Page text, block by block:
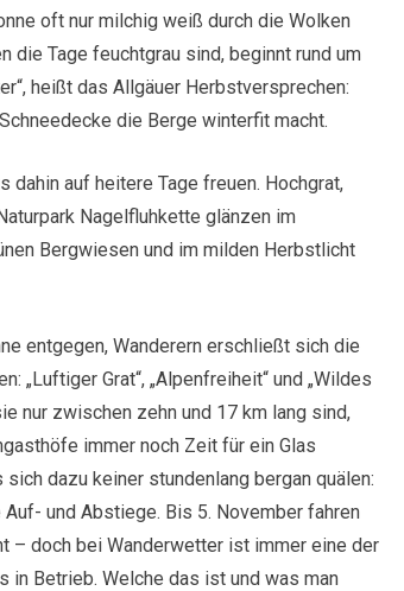
oft nur milchig weiß durch die Wolken
die Tage feuchtgrau sind, beginnt rund um
heißt das Allgäuer Herbstversprechen:
die Berge winterfit macht.
dahin auf heitere Tage freuen. Hochgrat,
Nagelfluhkette glänzen im
Bergwiesen und im milden Herbstlicht
entgegen, Wanderern erschließt sich die
Grat“, „Alpenfreiheit“ und „Wildes
nur zwischen zehn und 17 km lang sind,
immer noch Zeit für ein Glas
dazu keiner stundenlang bergan quälen:
und Abstiege. Bis 5. November fahren
– doch bei Wanderwetter ist immer eine der
in Betrieb. Welche das ist und was man